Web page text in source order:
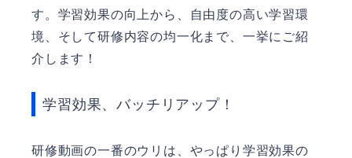
す。学習効果の向上から、自由度の高い学習環
境、そして研修内容の均一化まで、一挙にご紹
介します！
学習効果、バッチリアップ！
研修動画の一番のウリは、やっぱり学習効果の